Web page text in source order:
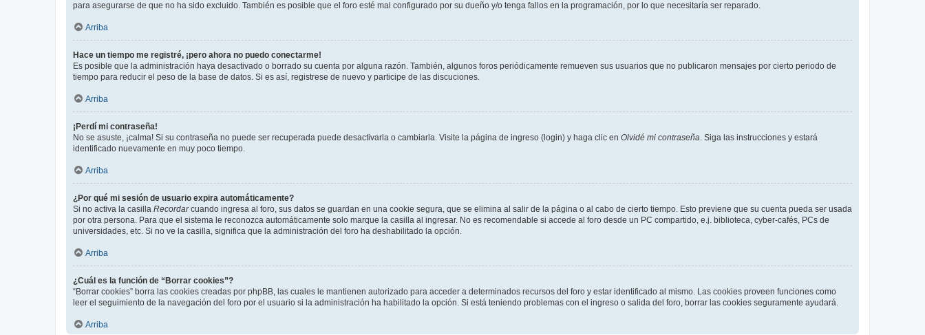
para asegurarse de que no ha sido excluido. También es posible que el foro esté mal configurado por su dueño y/o tenga fallos en la programación, por lo que necesitaría ser reparado.
Arriba
Hace un tiempo me registré, ¡pero ahora no puedo conectarme!
Es posible que la administración haya desactivado o borrado su cuenta por alguna razón. También, algunos foros periódicamente remueven sus usuarios que no publicaron mensajes por cierto periodo de
tiempo para reducir el peso de la base de datos. Si es así, registrese de nuevo y participe de las discuciones.
Arriba
¡Perdí mi contraseña!
No se asuste, ¡calma! Si su contraseña no puede ser recuperada puede desactivarla o cambiarla. Visite la página de ingreso (login) y haga clic en Olvidé mi contraseña. Siga las instrucciones y estará
identificado nuevamente en muy poco tiempo.
Arriba
¿Por qué mi sesión de usuario expira automáticamente?
Si no activa la casilla Recordarcuando ingresa al foro, sus datos se guardan en una cookie segura, que se elimina al salir de la página o al cabo de cierto tiempo. Esto previene que su cuenta pueda ser usada
por otra persona. Para que el sistema le reconozca automáticamente solo marque la casilla al ingresar. No es recomendable si accede al foro desde un PC compartido, e.j. biblioteca, cyber-cafés, PCs de
universidades, etc. Si no ve la casilla, significa que la administración del foro ha deshabilitado la opción.
Arriba
¿Cuál es la función de “Borrar cookies”?
“Borrar cookies” borra las cookies creadas por phpBB, las cuales le mantienen autorizado para acceder a determinados recursos del foro y estar identificado al mismo. Las cookies proveen funciones como
leer el seguimiento de la navegación del foro por el usuario si la administración ha habilitado la opción. Si está teniendo problemas con el ingreso o salida del foro, borrar las cookies seguramente ayudará.
Arriba